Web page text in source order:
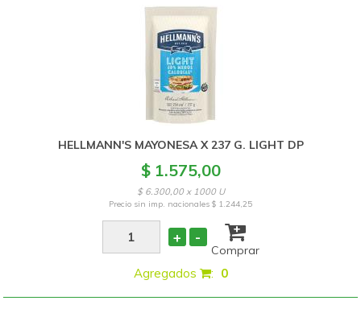
HELLMANN'S MAYONESA X 237 G. LIGHT DP
$ 1.575,00
$ 6.300,00 x 1000 U
Precio sin imp. nacionales$ 1.244,25
+ -
Comprar
Agregados : 0